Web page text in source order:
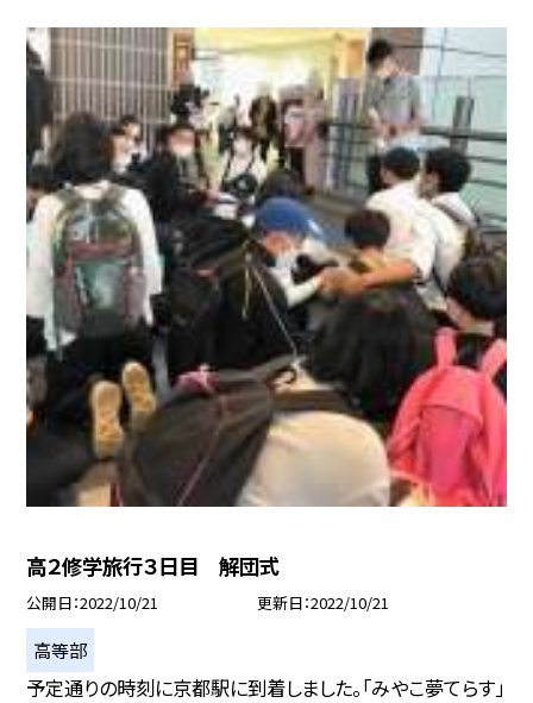
高２修学旅行３日目 解団式
公開日 2022/10/21 更新日 2022/10/21
高等部
予定通りの時刻に京都駅に到着しました。「みやこ夢てらす」